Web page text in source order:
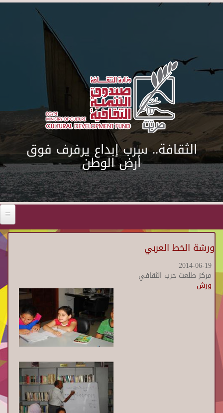
Skip to main content
الثقافة.. سرب إبداع يرفرف فوق
أرض الوطن
ورشة الخط العربي
2014-06-19
مركز طلعت حرب الثقافي
ورش